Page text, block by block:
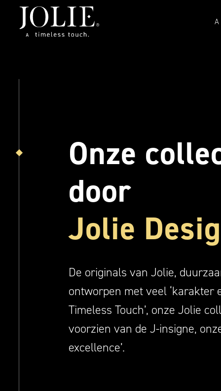
A
Onze
door
Jolie
De originals van Jolie,
ontworpen met veel ‘karakter
Timeless Touch’, onze Jolie
voorzien van de J-insigne,
excellence’.